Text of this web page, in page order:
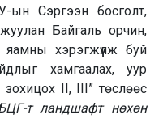
ын Сэргээн босголт,
Байгаль орчин,
хэрэгжүүлж буй
хамгаалах, уур
II, III” төслөөс
т ландшафт нөхөн